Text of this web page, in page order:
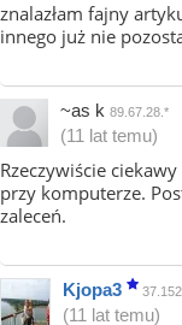
znalazłam fajny
innego już nie
~as k 89.67.28.*
(11 lat temu)
Rzeczywiście
przy komputerze.
zaleceń.
Kjopa3
(11 lat temu)